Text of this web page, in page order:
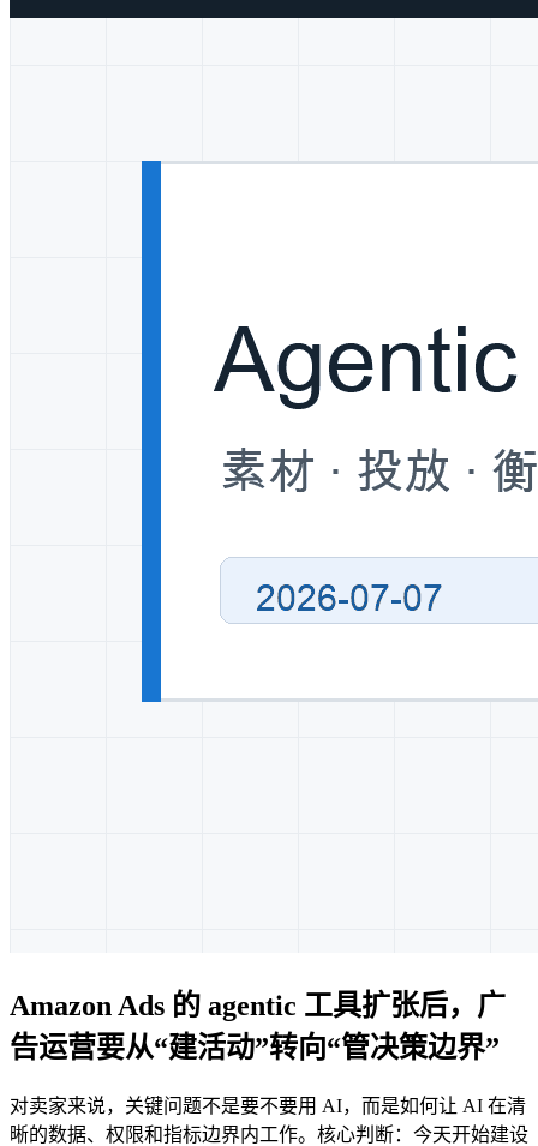
Amazon Ads 的 agentic 工具扩张后，广
告运营要从“建活动”转向“管决策边界”
对卖家来说，关键问题不是要不要用 AI，而是如何让 AI 在清
晰的数据、权限和指标边界内工作。核心判断：今天开始建设